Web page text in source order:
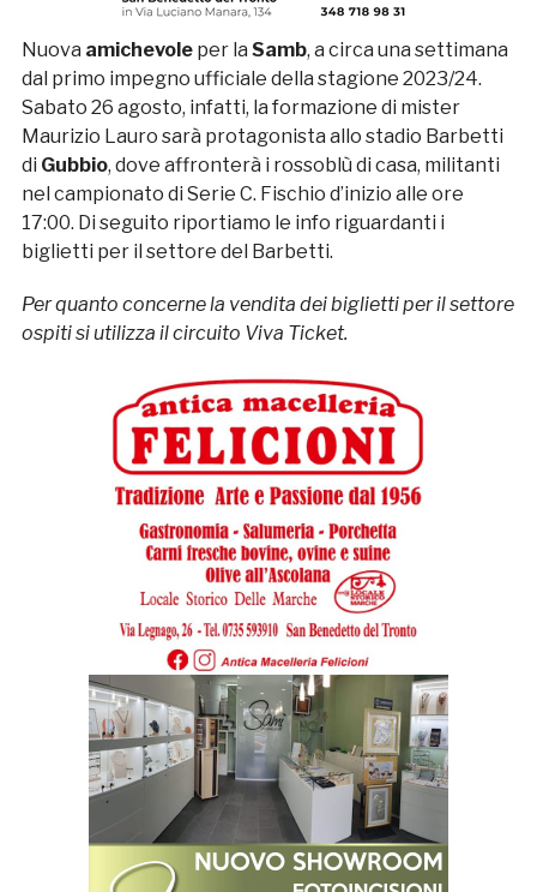
Nuova amichevoleper la Samb, a circa una settimana
dal primo impegno ufficiale della stagione 2023/24.
Sabato 26 agosto, infatti, la formazione di mister
Maurizio Lauro sarà protagonista allo stadio Barbetti
di Gubbio, dove affronterà i rossoblù di casa, militanti
nel campionato di Serie C. Fischio d’inizio alle ore
17:00. Di seguito riportiamo le info riguardanti i
biglietti per il settore del Barbetti.
Per quanto concerne la vendita dei biglietti per il settore
ospiti si utilizza il circuito Viva Ticket.